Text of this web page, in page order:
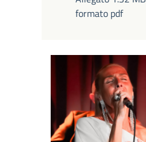
formato pdf
Samantha Iorio